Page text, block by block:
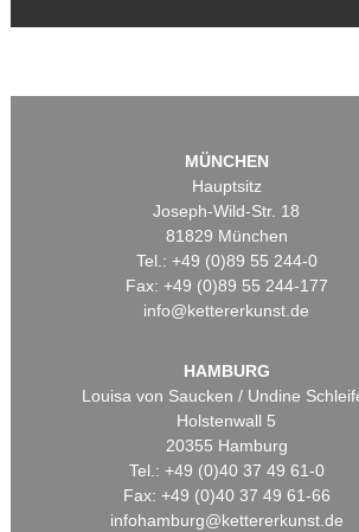
MÜNCHEN
Hauptsitz
Joseph-Wild-Str. 18
81829 München
Tel.: +49 (0)89 55 244-0
Fax: +49 (0)89 55 244-177
info@kettererkunst.de
HAMBURG
Louisa von Saucken / Undine
Holstenwall 5
20355 Hamburg
Tel.: +49 (0)40 37 49 61-0
Fax: +49 (0)40 37 49 61-66
infohamburg@kettererkunst.de